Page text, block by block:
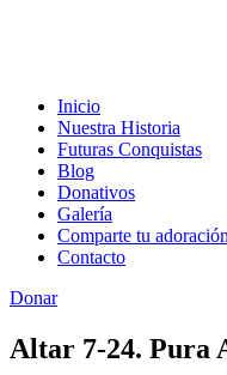
Inicio
Nuestra Historia
Futuras Conquistas
Blog
Donativos
Galería
Comparte tu adoración
Contacto
Donar
Altar 7-24. Pura